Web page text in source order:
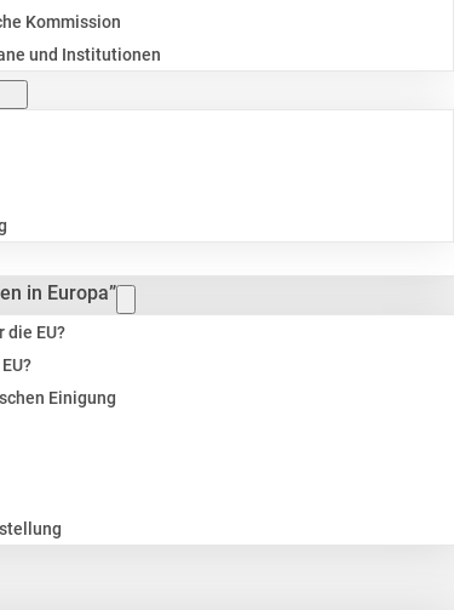
Kommission
und Institutionen
in Europa”
die EU?
Einigung